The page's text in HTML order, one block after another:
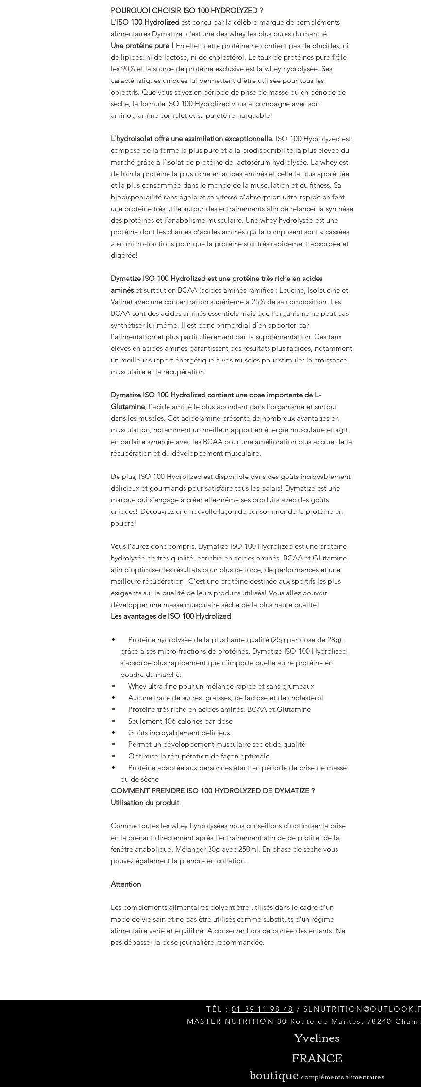
POURQUOI CHOISIR ISO 100 HYDROLYZED ?
L'ISO 100 Hydrolized est conçu par la célèbre marque de compléments
alimentaires Dymatize, c'est une des whey les plus pures du marché.
Une protéine pure ! En effet, cette protéine ne contient pas de glucides, ni
de lipides, ni de lactose, ni de cholestérol. Le taux de protéines pure frôle
les 90% et la source de protéine exclusive est la whey hydrolysée. Ses
caractéristiques uniques lui permettent d’être utilisée pour tous les
objectifs. Que vous soyez en période de prise de masse ou en période de
sèche, la formule ISO 100 Hydrolized vous accompagne avec son
aminogramme complet et sa pureté remarquable!
L'hydroisolat offre une assimilation exceptionnelle. ISO 100 Hydrolyzed est
composé de la forme la plus pure et à la biodisponibilité la plus élevée du
marché grâce à l’isolat de protéine de lactosérum hydrolysée. La whey est
de loin la protéine la plus riche en acides aminés et celle la plus appréciée
et la plus consommée dans le monde de la musculation et du fitness. Sa
biodisponibilité sans égale et sa vitesse d’absorption ultra-rapide en font
une protéine très utile autour des entraînements afin de relancer la synthèse
des protéines et l’anabolisme musculaire. Une whey hydrolysée est une
protéine dont les chaines d’acides aminés qui la composent sont « cassées
» en micro-fractions pour que la protéine soit très rapidement absorbée et
digérée!
Dymatize ISO 100 Hydrolized est une protéine très riche en acides
aminéset surtout en BCAA (acides aminés ramifiés : Leucine, Isoleucine et
Valine) avec une concentration supérieure à 25% de sa composition. Les
BCAA sont des acides aminés essentiels mais que l’organisme ne peut pas
synthétiser lui-même. Il est donc primordial d’en apporter par
l’alimentation et plus particulièrement par la supplémentation. Ces taux
élevés en acides aminés garantissent des résultats plus rapides, notamment
un meilleur support énergétique à vos muscles pour stimuler la croissance
musculaire et la récupération.
Dymatize ISO 100 Hydrolized contient une dose importante de L-
Glutamine, l’acide aminé le plus abondant dans l’organisme et surtout
dans les muscles. Cet acide aminé présente de nombreux avantages en
musculation, notamment un meilleur apport en énergie musculaire et agit
en parfaite synergie avec les BCAA pour une amélioration plus accrue de la
récupération et du développement musculaire.
De plus, ISO 100 Hydrolized est disponible dans des goûts incroyablement
délicieux et gourmands pour satisfaire tous les palais! Dymatize est une
marque qui s’engage à créer elle-même ses produits avec des goûts
uniques! Découvrez une nouvelle façon de consommer de la protéine en
poudre!
Vous l’aurez donc compris, Dymatize ISO 100 Hydrolized est une protéine
hydrolysée de très qualité, enrichie en acides aminés, BCAA et Glutamine
afin d’optimiser les résultats pour plus de force, de performances et une
meilleure récupération! C’est une protéine destinée aux sportifs les plus
exigeants sur la qualité de leurs produits utilisés! Vous allez pouvoir
développer une masse musculaire sèche de la plus haute qualité!
Les avantages de ISO 100 Hydrolized
Protéine hydrolysée de la plus haute qualité (25g par dose de 28g) :
grâce à ses micro-fractions de protéines, Dymatize ISO 100 Hydrolized
s’absorbe plus rapidement que n’importe quelle autre protéine en
poudre du marché.
Whey ultra-fine pour un mélange rapide et sans grumeaux
Aucune trace de sucres, graisses, de lactose et de cholestérol
Protéine très riche en acides aminés, BCAA et Glutamine
Seulement 106 calories par dose
Goûts incroyablement délicieux
Permet un développement musculaire sec et de qualité
Optimise la récupération de façon optimale
Protéine adaptée aux personnes étant en période de prise de masse
ou de sèche
COMMENT PRENDRE ISO 100 HYDROLYZED DE DYMATIZE ?
Utilisation du produit
Comme toutes les whey hyrdolysées nous conseillons d'optimiser la prise
en la prenant directement après l'entraînement afin de de profiter de la
fenêtre anabolique. Mélanger 30g avec 250ml. En phase de sèche vous
pouvez également la prendre en collation.
Attention
Les compléments alimentaires doivent être utilisés dans le cadre d’un
mode de vie sain et ne pas être utilisés comme substituts d’un régime
alimentaire varié et équilibré. A conserver hors de portée des enfants. Ne
pas dépasser la dose journalière recommandée.
TÉL : 01 39 11 98 48 /
MASTER NUTRITION 80 Route de Mantes, 78240
Yvelines
FRANCE
boutiquecompléments alimentaires